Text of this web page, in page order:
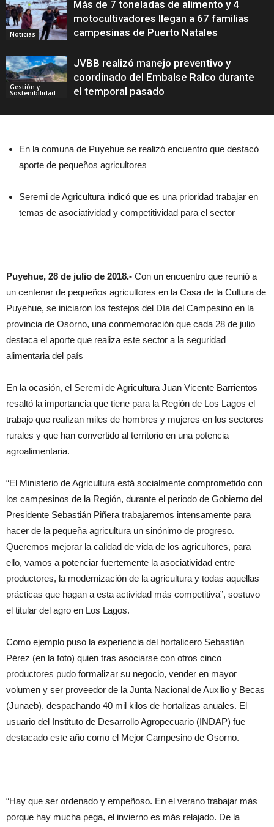
Noticias
Más de 7 toneladas de alimento y 4
motocultivadores llegan a 67 familias
campesinas de Puerto Natales
Gestión y
Sostenibilidad
JVBB realizó manejo preventivo y
coordinado del Embalse Ralco durante
el temporal pasado
En la comuna de Puyehue se realizó encuentro que destacó
aporte de pequeños agricultores
Seremi de Agricultura indicó que es una prioridad trabajar en
temas de asociatividad y competitividad para el sector
Puyehue, 28 de julio de 2018.- Con un encuentro que reunió a
un centenar de pequeños agricultores en la Casa de la Cultura de
Puyehue, se iniciaron los festejos del Día del Campesino en la
provincia de Osorno, una conmemoración que cada 28 de julio
destaca el aporte que realiza este sector a la seguridad
alimentaria del país
En la ocasión, el Seremi de Agricultura Juan Vicente Barrientos
resaltó la importancia que tiene para la Región de Los Lagos el
trabajo que realizan miles de hombres y mujeres en los sectores
rurales y que han convertido al territorio en una potencia
agroalimentaria.
“El Ministerio de Agricultura está socialmente comprometido con
los campesinos de la Región, durante el periodo de Gobierno del
Presidente Sebastián Piñera trabajaremos intensamente para
hacer de la pequeña agricultura un sinónimo de progreso.
Queremos mejorar la calidad de vida de los agricultores, para
ello, vamos a potenciar fuertemente la asociatividad entre
productores, la modernización de la agricultura y todas aquellas
prácticas que hagan a esta actividad más competitiva”, sostuvo
el titular del agro en Los Lagos.
Como ejemplo puso la experiencia del hortalicero Sebastián
Pérez (en la foto) quien tras asociarse con otros cinco
productores pudo formalizar su negocio, vender en mayor
volumen y ser proveedor de la Junta Nacional de Auxilio y Becas
(Junaeb), despachando 40 mil kilos de hortalizas anuales. El
usuario del Instituto de Desarrollo Agropecuario (INDAP) fue
destacado este año como el Mejor Campesino de Osorno.
“Hay que ser ordenado y empeñoso. En el verano trabajar más
porque hay mucha pega, el invierno es más relajado. De la